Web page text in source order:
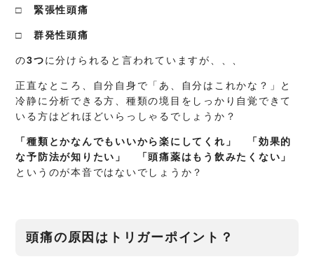
□ 緊張性頭痛
□ 群発性頭痛
の3つに分けられると言われていますが、、、
正直なところ、自分自身で「あ、自分はこれかな？」と
冷静に分析できる方、種類の境目をしっかり自覚できて
いる方はどれほどいらっしゃるでしょうか？
「種類とかなんでもいいから楽にしてくれ」 「効果的
な予防法が知りたい」 「頭痛薬はもう飲みたくない」
というのが本音ではないでしょうか？
頭痛の原因はトリガーポイント？